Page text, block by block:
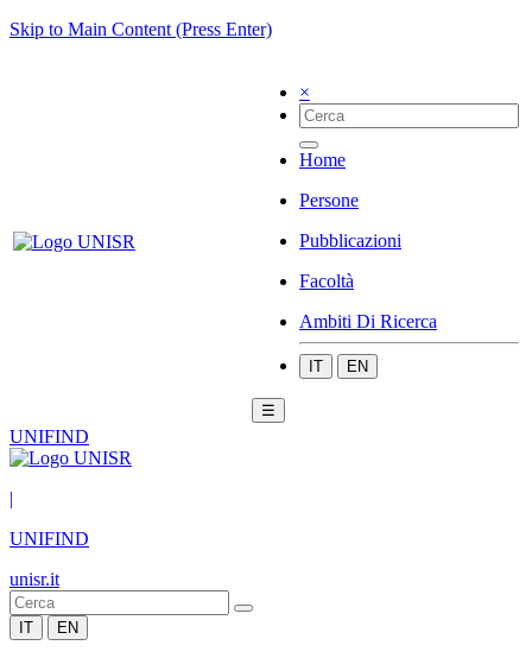
Skip to Main Content (Press Enter)
×
Home
Persone
Pubblicazioni
Facoltà
Ambiti Di Ricerca
IT EN
☰
UNIFIND
|
UNIFIND
unisr.it
IT EN